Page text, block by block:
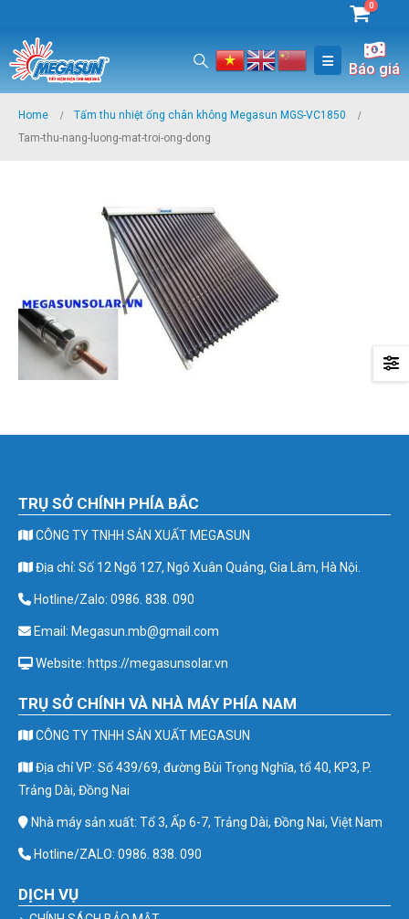
0
Báo giá
Home
Tấm thu nhiệt ống chân không Megasun MGS-VC1850
Tam-thu-nang-luong-mat-troi-ong-dong
TRỤ SỞ CHÍNH PHÍA BẮC
CÔNG TY TNHH SẢN XUẤT MEGASUN
Địa chỉ: Số 12 Ngõ 127, Ngô Xuân Quảng, Gia Lâm, Hà Nội.
Hotline/Zalo: 0986. 838. 090
Email: Megasun.mb@gmail.com
Website: https://megasunsolar.vn
TRỤ SỞ CHÍNH VÀ NHÀ MÁY PHÍA NAM
CÔNG TY TNHH SẢN XUẤT MEGASUN
Địa chỉ VP: Số 439/69, đường Bùi Trọng Nghĩa, tổ 40, KP3, P.
Trảng Dài, Đồng Nai
Nhà máy sản xuất: Tổ 3, Ấp 6-7, Trảng Dài, Đồng Nai, Việt Nam
Hotline/ZALO: 0986. 838. 090
DỊCH VỤ